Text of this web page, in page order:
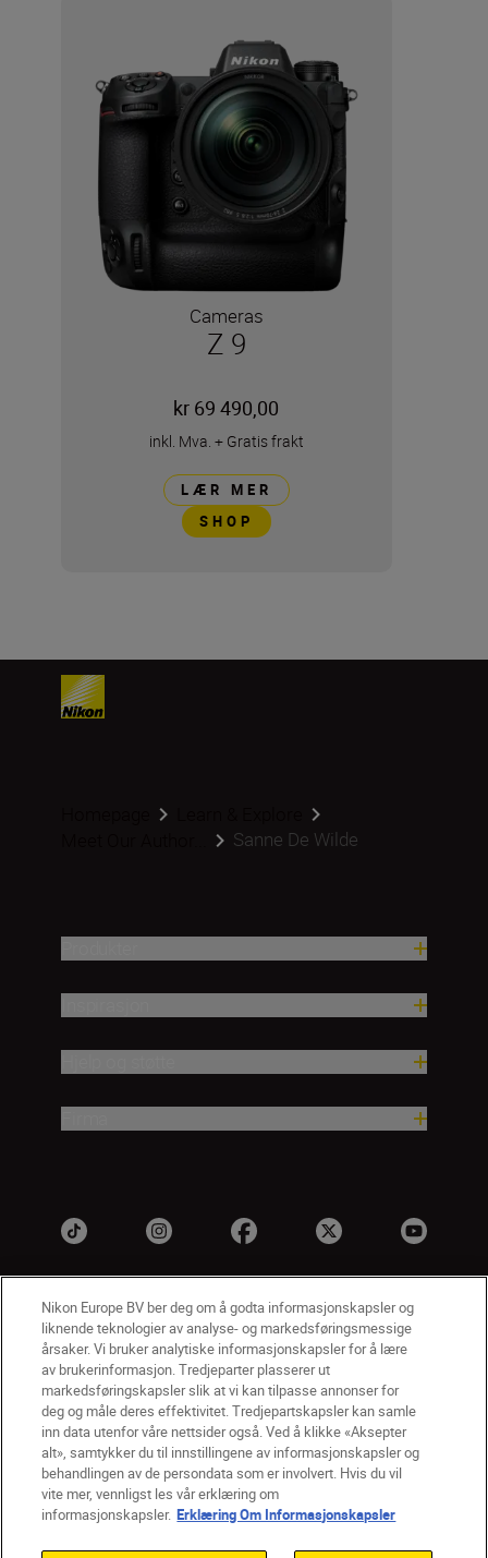
Cameras
Z 9
kr 69 490,00
inkl. Mva. + Gratis frakt
LÆR MER
SHOP
Sanne De Wilde
NO Nikon Sites
Kontakt oss Personvernerklæring
Bruksvilkår
Vilkår og betingelser for Nikon Store
Erklæring Om Informasjonskapsler
Innstillinger for informasjonskapsler
© 2026 Nikon
Nikon Europe BV ber deg om å godta informasjonskapsler og
liknende teknologier av analyse- og markedsføringsmessige
årsaker. Vi bruker analytiske informasjonskapsler for å lære
av brukerinformasjon. Tredjeparter plasserer ut
markedsføringskapsler slik at vi kan tilpasse annonser for
deg og måle deres effektivitet. Tredjepartskapsler kan samle
inn data utenfor våre nettsider også. Ved å klikke «Aksepter
alt», samtykker du til innstillingene av informasjonskapsler og
behandlingen av de persondata som er involvert. Hvis du vil
vite mer, vennligst les vår erklæring om
informasjonskapsler. Erklæring Om Informasjonskapsler